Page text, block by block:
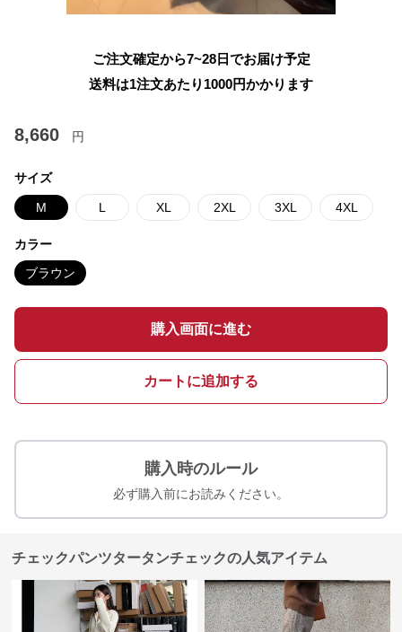
ご注文確定から7~28日でお届け予定
送料は1注文あたり 1000円かかります
8,660 円
サイズ
M L XL 2XL 3XL 4XL
カラー
ブラウン
購入画面に進む
カートに追加する
購入時のルール
必ず購入前にお読みください。
チェックパンツタータンチェックの人気アイテム